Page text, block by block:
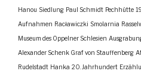
Hanou Siedlung Paul Schmidt Pechhütte
Aufnahmen Racławiczki Smolarnia
Museum des Oppelner Schlesien
Alexander Schenk Graf von Stauffenberg
Rudelstadt Hanka 20. Jahrhundert